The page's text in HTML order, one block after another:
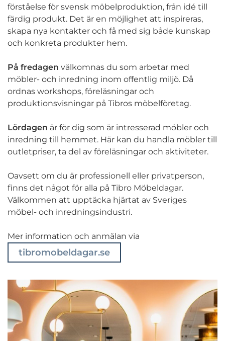
förståelse för svensk möbelproduktion, från idé till
färdig produkt. Det är en möjlighet att inspireras,
skapa nya kontakter och få med sig både kunskap
och konkreta produkter hem.
På fredagen välkomnas du som arbetar med
möbler- och inredning inom offentlig miljö. Då
ordnas workshops, föreläsningar och
produktionsvisningar på Tibros möbelföretag.
Lördagen är för dig som är intresserad möbler och
inredning till hemmet. Här kan du handla möbler till
outletpriser, ta del av föreläsningar och aktiviteter.
Oavsett om du är professionell eller privatperson,
finns det något för alla på Tibro Möbeldagar.
Välkommen att upptäcka hjärtat av Sveriges
möbel- och inredningsindustri.
Mer information och anmälan via
tibromobeldagar.se